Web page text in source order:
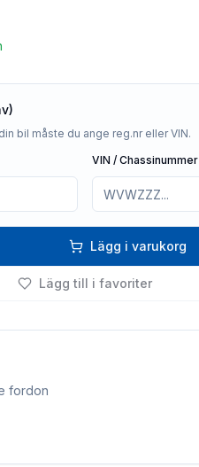
bil måste du ange reg.nr eller VIN.
VIN / Chassinummer
Lägg i varukorg
Lägg till i favoriter
fordon